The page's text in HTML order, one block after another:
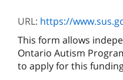
URL: https://www.sus.gov.on.ca/lc/content/mgcs/profiles/default.html?contentRoot=repository:///Applications/ON00008/1.0/
This form allows
Ontario Autism
to apply for this